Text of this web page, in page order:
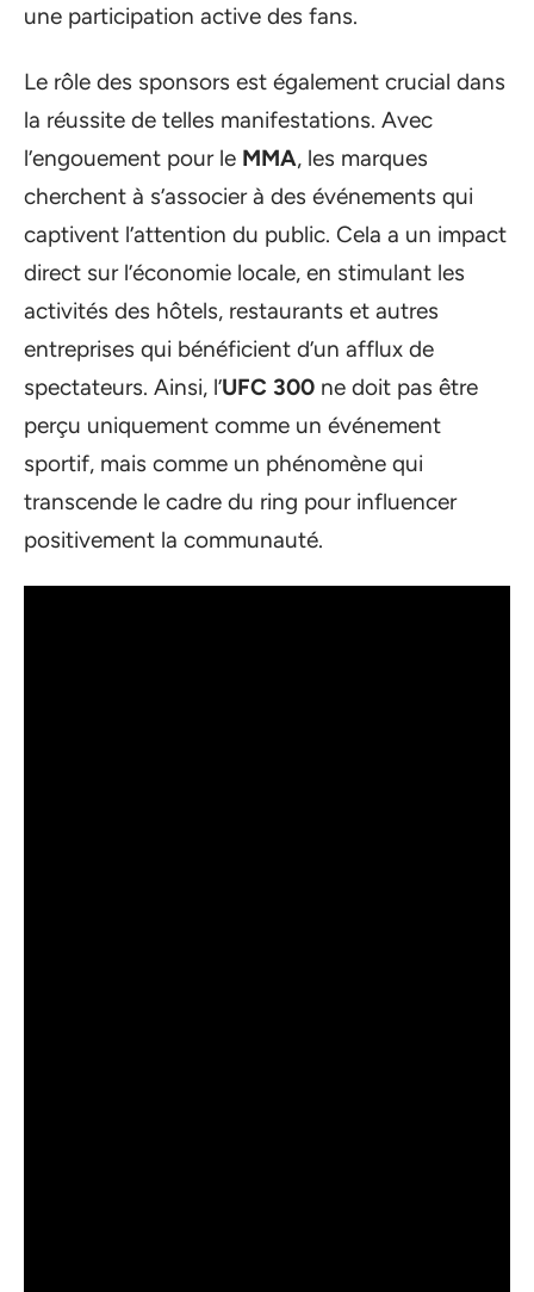
une participation active des fans.
Le rôle des sponsors est également crucial dans
la réussite de telles manifestations. Avec
l’engouement pour le MMA, les marques
cherchent à s’associer à des événements qui
captivent l’attention du public. Cela a un impact
direct sur l’économie locale, en stimulant les
activités des hôtels, restaurants et autres
entreprises qui bénéficient d’un afflux de
spectateurs. Ainsi, l’UFC 300 ne doit pas être
perçu uniquement comme un événement
sportif, mais comme un phénomène qui
transcende le cadre du ring pour influencer
positivement la communauté.